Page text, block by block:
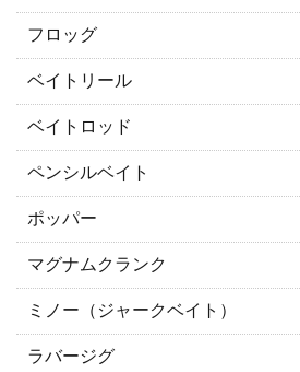
フロッグ
ベイトリール
ベイトロッド
ペンシルベイト
ポッパー
マグナムクランク
ミノー（ジャークベイト）
ラバージグ